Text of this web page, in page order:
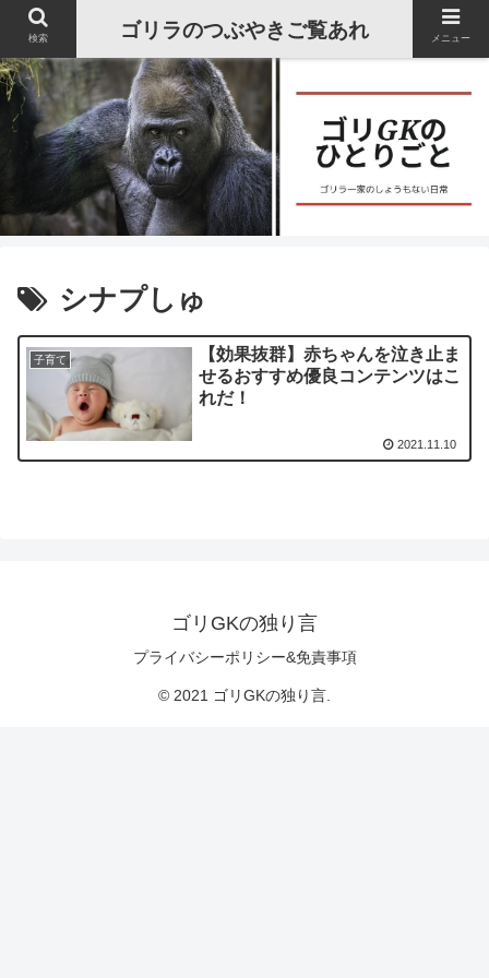
シナプしゅ
子育て
【効果抜群】赤ちゃんを泣き止ま
せるおすすめ優良コンテンツはこ
れだ！
2021.11.10
ゴリGKの独り言
プライバシーポリシー&免責事項
© 2021 ゴリGKの独り言.
検索 ゴリラのつぶやきご覧あれ メニュー